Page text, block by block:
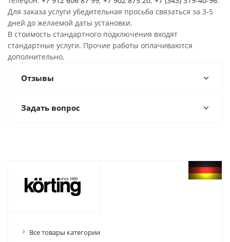
Для заказа услуги убедительная просьба связаться за 3-5
дней до желаемой даты установки.
В стоимость стандартного подключения входят
стандартные услуги. Прочие работы оплачиваются
дополнительно.
Отзывы
Задать вопрос
Все товары категории